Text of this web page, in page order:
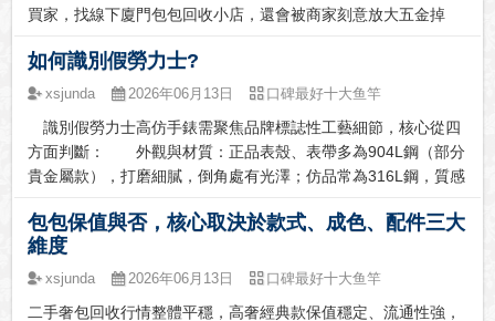
買家，找線下廈門包包回收小店，還會被商家刻意放大五金掉
行情、不清楚廈門閑置包包正確變現方式，個人自售基本難逃低
價虧損，選對本地正規直營渠道，是廈門表友快速高價出閑置包
廈門高價出手閑置包包高仿包，不用盲目跟風自售耗時間。廈門
二手包包回收市場規則清晰，保值與否只看款式熱度、實...
如何識別假勞力士?
xsjunda 2026年06月13日 口碑最好十大鱼竿
識別假勞力士高仿手錶需聚焦品牌標誌性工藝細節，核心從四
方面判斷： 外觀與材質：正品表殼、表帶多為904L鋼（部分
貴金屬款），打磨細膩，倒角處有光澤；仿品常為316L鋼，質感
勻，夜光填充飽滿，仿品易有氣泡或顏色偏差。 機芯與功
能：正品搭載自產機芯（如3235、3135），自動陀轉動流暢無
雜音，日歷跳轉瞬態精準；仿品多為統芯改裝，轉動有卡頓，日
包包保值與否，核心取決於款式、成色、配件三大
維度
xsjunda 2026年06月13日 口碑最好十大鱼竿
二手奢包回收行情整體平穩，高奢經典款保值穩定、流通性強，